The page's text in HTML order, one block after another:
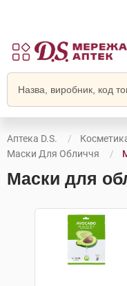
Аптека D.S.
Маски Для Обличчя
Маски для